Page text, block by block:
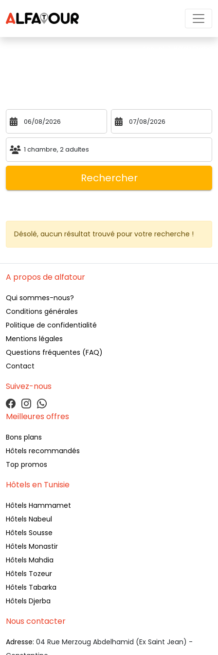
1 chambre, 2adultes
Rechercher
Désolé, aucun résultat trouvé pour votre recherche !
A propos de alfatour
Qui sommes-nous?
Conditions générales
Politique de confidentialité
Mentions légales
Questions fréquentes (FAQ)
Contact
Suivez-nous
Meilleures offres
Bons plans
Hôtels recommandés
Top promos
Hôtels en Tunisie
Hôtels Hammamet
Hôtels Nabeul
Hôtels Sousse
Hôtels Monastir
Hôtels Mahdia
Hôtels Tozeur
Hôtels Tabarka
Hôtels Djerba
Nous contacter
Adresse: 04 Rue Merzoug Abdelhamid (Ex Saint Jean) -